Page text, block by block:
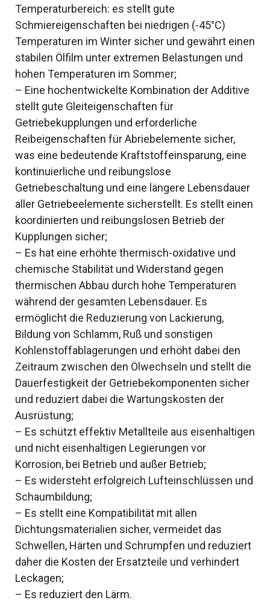
Temperaturbereich: es stellt gute
Schmiereigenschaften bei niedrigen (-45°C)
Temperaturen im Winter sicher und gewährt einen
stabilen Ölfilm unter extremen Belastungen und
hohen Temperaturen im Sommer;
– Eine hochentwickelte Kombination der Additive
stellt gute Gleiteigenschaften für
Getriebekupplungen und erforderliche
Reibeigenschaften für Abriebelemente sicher,
was eine bedeutende Kraftstoffeinsparung, eine
kontinuierliche und reibungslose
Getriebeschaltung und eine längere Lebensdauer
aller Getriebeelemente sicherstellt. Es stellt einen
koordinierten und reibungslosen Betrieb der
Kupplungen sicher;
– Es hat eine erhöhte thermisch-oxidative und
chemische Stabilität und Widerstand gegen
thermischen Abbau durch hohe Temperaturen
während der gesamten Lebensdauer. Es
ermöglicht die Reduzierung von Lackierung,
Bildung von Schlamm, Ruß und sonstigen
Kohlenstoffablagerungen und erhöht dabei den
Zeitraum zwischen den Ölwechseln und stellt die
Dauerfestigkeit der Getriebekomponenten sicher
und reduziert dabei die Wartungskosten der
Ausrüstung;
– Es schützt effektiv Metallteile aus eisenhaltigen
und nicht eisenhaltigen Legierungen vor
Korrosion, bei Betrieb und außer Betrieb;
– Es widersteht erfolgreich Lufteinschlüssen und
Schaumbildung;
– Es stellt eine Kompatibilität mit allen
Dichtungsmaterialien sicher, vermeidet das
Schwellen, Härten und Schrumpfen und reduziert
daher die Kosten der Ersatzteile und verhindert
Leckagen;
– Es reduziert den Lärm.